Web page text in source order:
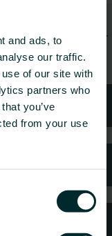
and ads, to
our traffic.
of our site with
partners who
you’ve
from your use
arkitekt eller
gärna hand om